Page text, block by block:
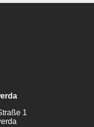
1